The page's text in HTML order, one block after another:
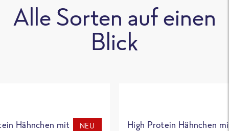
Alle Sorten auf einen
Blick
Hähnchen mit
NEU
High Protein Hähnchen